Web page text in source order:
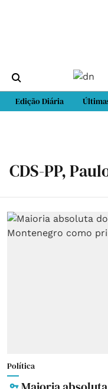
Edição Diária
CDS-PP,
Política